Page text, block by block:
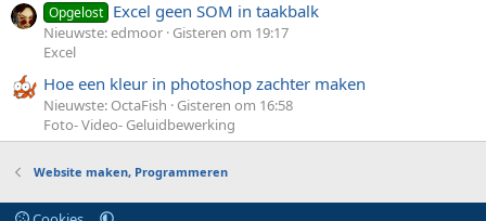
Opgelost Excel geen SOM in taakbalk
Nieuwste: edmoor Gisteren om 19:17
Excel
Hoe een kleur in photoshop zachter maken
Nieuwste: OctaFish
Gisteren om 16:58
Foto- Video- Geluidbewerking
Website maken, Programmeren